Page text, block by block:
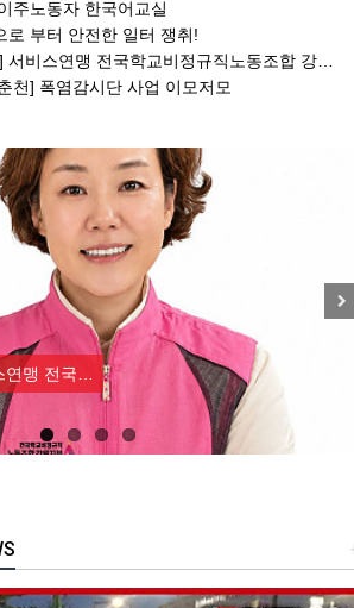
주노동자 한국어교실
로 부터 안전한 일터 쟁취!
맹 전국학교비정규직노동조합 강원지부 김유미 춘천지회장
천] 폭염감시단 사업 이모저모
맹 전국…